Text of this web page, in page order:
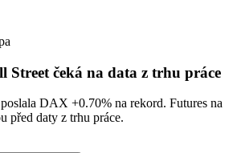
Street čeká na data z trhu práce
DAX +0.70% na rekord. Futures na
před daty z trhu práce.